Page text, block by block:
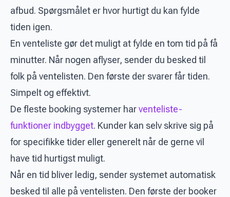
afbud. Spørgsmålet er hvor hurtigt du kan fylde
tiden igen.
En venteliste gør det muligt at fylde en tom tid på få
minutter. Når nogen aflyser, sender du besked til
folk på ventelisten. Den første der svarer får tiden.
Simpelt og effektivt.
De fleste booking systemer harventeliste-
funktioner indbygget. Kunder kan selv skrive sig på
for specifikke tider eller generelt når de gerne vil
have tid hurtigst muligt.
Når en tid bliver ledig, sender systemet automatisk
besked til alle på ventelisten. Den første der booker